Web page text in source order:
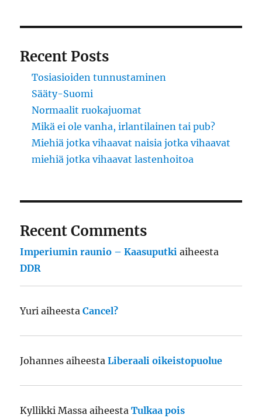
Recent Posts
Tosiasioiden tunnustaminen
Sääty-Suomi
Normaalit ruokajuomat
Mikä ei ole vanha, irlantilainen tai pub?
Miehiä jotka vihaavat naisia jotka vihaavat
miehiä jotka vihaavat lastenhoitoa
Recent Comments
Imperiumin raunio – Kaasuputki aiheesta
DDR
Yuri aiheestaCancel?
Johannes aiheestaLiberaali oikeistopuolue
Kyllikki Massa aiheestaTulkaa pois